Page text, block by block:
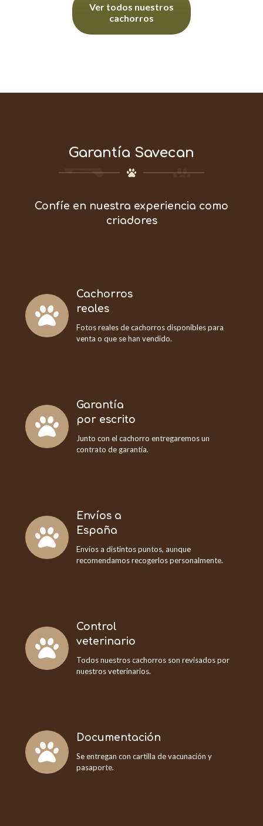
Ver todos nuestros
cachorros
Garantía Savecan
Confíe en nuestra experiencia como
criadores
Cachorros
reales
Fotos reales de cachorros disponibles para
venta o que se han vendido.
Garantía
por escrito
Junto con el cachorro entregaremos un
contrato de garantía.
Envíos a
España
Envíos a distintos puntos, aunque
recomendamos recogerlos personalmente.
Control
veterinario
Todos nuestros cachorros son revisados por
nuestros veterinarios.
Documentación
Se entregan con cartilla de vacunación y
pasaporte.